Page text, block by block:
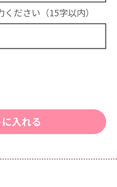
ださい（15字以内）
入れる